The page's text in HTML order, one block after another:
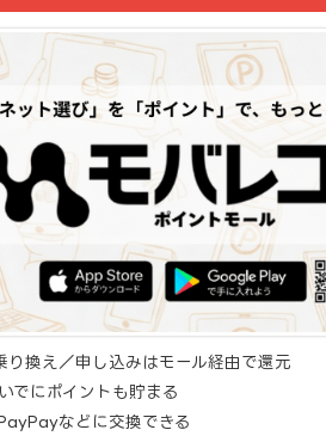
り換え／申し込みはモール経由で還元
でにポイントも貯まる
などに交換できる